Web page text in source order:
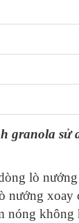
granola sử
lò
nướng xoay
nóng